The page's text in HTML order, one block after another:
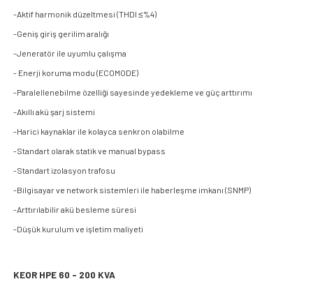
-Aktif harmonik düzeltmesi (THDI ≤%4)
-Geniş giriş gerilim aralığı
-Jeneratör ile uyumlu çalışma
- Enerji koruma modu (ECOMODE)
-Paralellenebilme özelliği sayesinde yedekleme ve güç arttırımı
-Akıllı akü şarj sistemi
-Harici kaynaklar ile kolayca senkron olabilme
-Standart olarak statik ve manual bypass
-Standart izolasyon trafosu
-Bilgisayar ve network sistemleri ile haberleşme imkanı (SNMP)
-Arttırılabilir akü besleme süresi
-Düşük kurulum ve işletim maliyeti
KEOR HPE 60 - 200 KVA